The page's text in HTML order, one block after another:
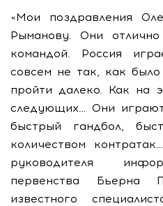
«Мои поздравления
Рыманову. Они
командой. Россия
совсем не так, как
пройти далеко. Как на
следующих… Они
быстрый гандбол,
количеством
руководителя
первенства Бьерна
известного